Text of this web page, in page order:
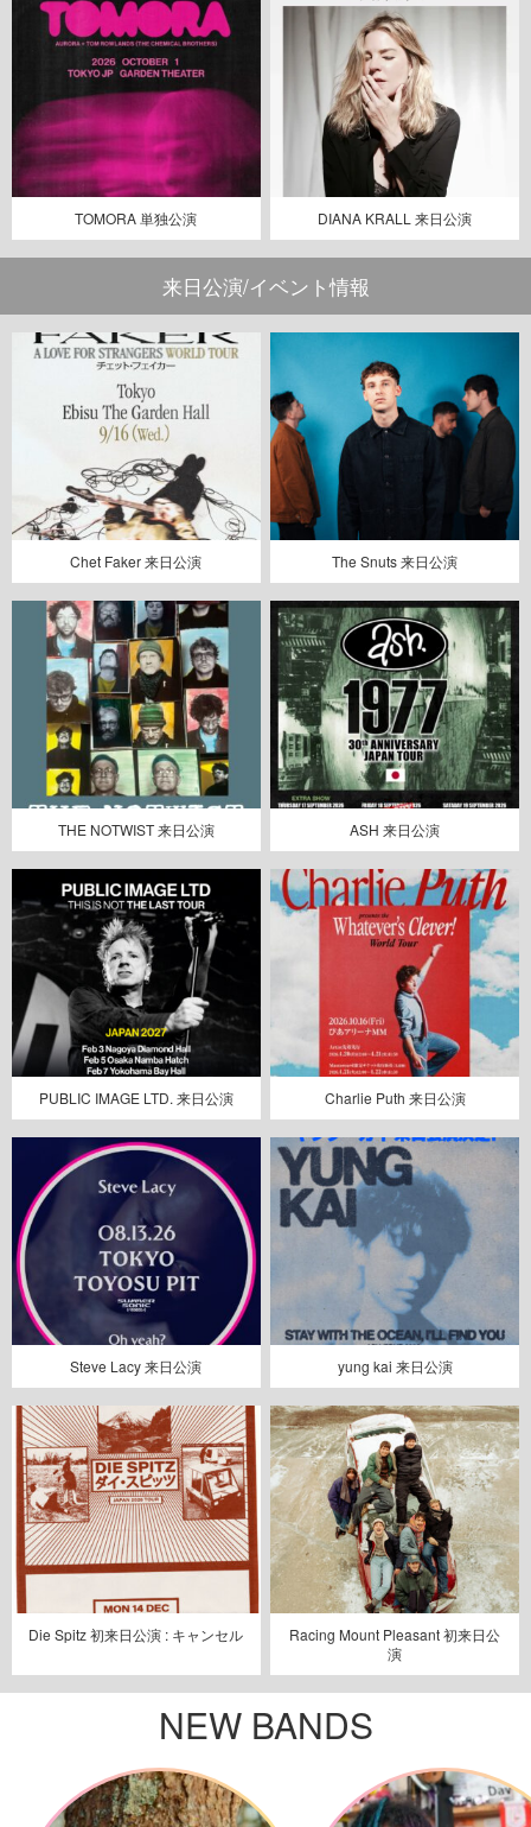
TOMORA 単独公演 DIANA KRALL 来日公演
来日公演/イベント情報
Chet Faker 来日公演 The Snuts 来日公演
THE NOTWIST 来日公演 ASH 来日公演
PUBLIC IMAGE LTD. 来日公演 Charlie Puth 来日公演
Steve Lacy 来日公演 yung kai 来日公演
Die Spitz 初来日公演 : キャンセル
Racing Mount Pleasant 初来日公
演
NEW BANDS